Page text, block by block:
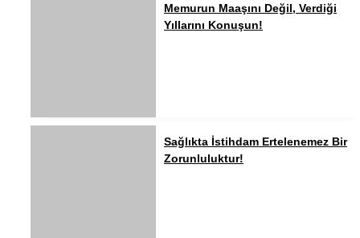
Memurun Maaşını Değil, Verdiği
Yıllarını Konuşun!
Sağlıkta İstihdam Ertelenemez Bir
Zorunluluktur!